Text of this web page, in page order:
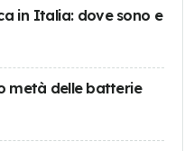
in Italia: dove sono e
metà delle batterie